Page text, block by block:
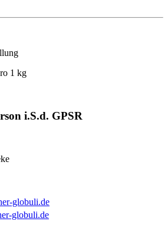
1 kg
i.S.d. GPSR
globuli.de
globuli.de